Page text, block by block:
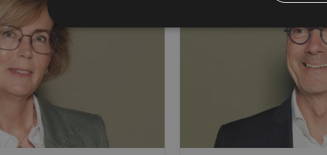
professionals die net zo zijn als jij.
bij JPR snel thuis.
verandert, kun je bij ons al samenwerken met
onze sector wellicht heel vernieuwend lijkt, is voor
we al
sinds 1899 de trotse belichaming van ‘de